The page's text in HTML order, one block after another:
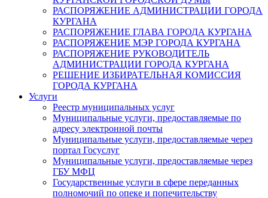
РАСПОРЯЖЕНИЕ АДМИНИСТРАЦИИ ГОРОДА
КУРГАНА
РАСПОРЯЖЕНИЕ ГЛАВА ГОРОДА КУРГАНА
РАСПОРЯЖЕНИЕ МЭР ГОРОДА КУРГАНА
РАСПОРЯЖЕНИЕ РУКОВОДИТЕЛЬ
АДМИНИСТРАЦИИ ГОРОДА КУРГАНА
РЕШЕНИЕ ИЗБИРАТЕЛЬНАЯ КОМИССИЯ
ГОРОДА КУРГАНА
Услуги
Реестр муниципальных услуг
Муниципальные услуги, предоставляемые по
адресу электронной почты
Муниципальные услуги, предоставляемые через
портал Госуслуг
Муниципальные услуги, предоставляемые через
ГБУ МФЦ
Государственные услуги в сфере переданных
полномочий по опеке и попечительству